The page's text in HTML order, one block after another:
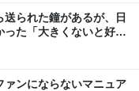
られた鐘があるが、日
た「大きくないと好き
ァンにならないマニュア